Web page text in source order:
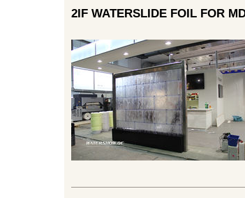
2IF WATERSLIDE FOIL FOR